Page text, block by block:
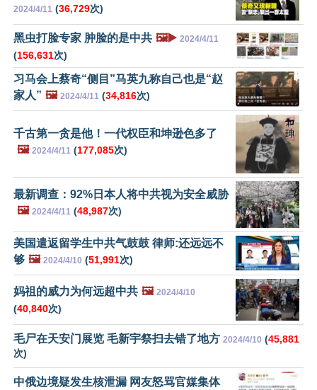
2024/4/11 (36,729次)
黑虫打脸专家 肿脸的是中共 🖼️▶️ 2024/4/11
(156,631次)
习马会上蔡奇“侧目”马英九称自己也是“赵
家人” 🖼️ 2024/4/11 (34,816次)
千古第一贪是他！一代权臣和坤逊色多了
🖼️ 2024/4/11 (177,085次)
最新调查：92%日本人将中共视为安全威胁
🖼️ 2024/4/11 (48,987次)
美国遣返留学生中共气鼓鼓 律师:还远远不
够 🖼️ 2024/4/10 (51,991次)
妈祖的威力为何远超中共 🖼️ 2024/4/10
(40,840次)
毛尸在天安门展览 毛新宇祭扫去错了地方 2024/4/10 (45,881
次)
中俄边境疑发生核泄漏 网友怒骂官媒集体